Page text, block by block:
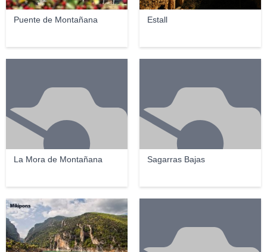
Puente de Montañana Estall
La Mora de Montañana Sagarras Bajas
Mikipons